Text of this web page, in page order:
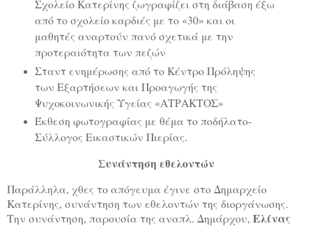
Σχολείο Κατερίνης ζωγραφίζει στη διάβαση έξω
από το σχολείο καρδιές με το «30» και οι
μαθητές αναρτούν πανό σχετικά με την
προτεραιότητα των πεζών
Σταντ ενημέρωσης από το Κέντρο Πρόληψης
των Εξαρτήσεων και Προαγωγής της
Ψυχοκοινωνικής Υγείας «ΑΤΡΑΚΤΟΣ»
Έκθεση φωτογραφίας με θέμα το ποδήλατο-
Σύλλογος Εικαστικών Πιερίας.
Συνάντηση εθελοντών
Παράλληλα, χθες το απόγευμα έγινε στο Δημαρχείο
Κατερίνης, συνάντηση των εθελοντών της διοργάνωσης.
Την συνάντηση, παρουσία της αναπλ. Δημάρχου, Ελίνας